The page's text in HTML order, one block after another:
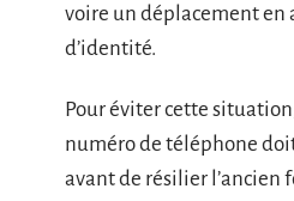
voire un déplacement en
d’identité.
Pour éviter cette
numéro de téléphone
avant de résilier l’ancien